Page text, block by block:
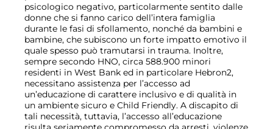
psicologico negativo, particolarmente sentito dalle
donne che si fanno carico dell’intera famiglia
durante le fasi di sfollamento, nonché da bambini e
bambine, che subiscono un forte impatto emotivo il
quale spesso può tramutarsi in trauma. Inoltre,
sempre secondo HNO, circa 588.900 minori
residenti in West Bank ed in particolare Hebron2,
necessitano assistenza per l’accesso ad
un’educazione di carattere inclusivo e di qualità in
un ambiente sicuro e Child Friendly. A discapito di
tali necessità, tuttavia, l’accesso all’educazione